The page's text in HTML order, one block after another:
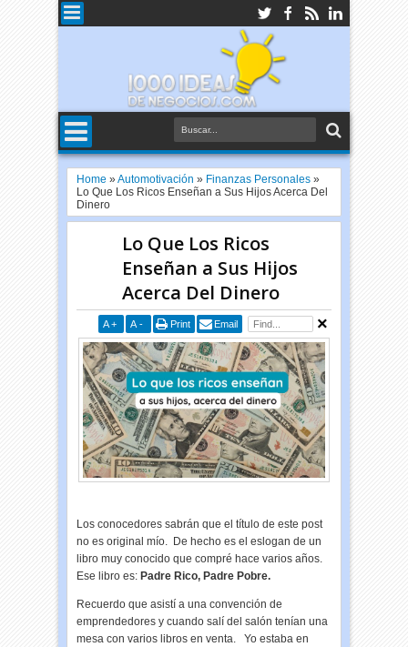
Home »Automotivación » Finanzas Personales »
Lo Que Los Ricos Enseñan a Sus Hijos Acerca Del
Dinero
Lo Que Los Ricos
Enseñan a Sus Hijos
Acerca Del Dinero
A + A - Print Email
Los conocedores sabrán que el título de este post
no es original mío. De hecho es el eslogan de un
libro muy conocido que compré hace varios años.
Ese libro es: Padre Rico, Padre Pobre.
Recuerdo que asistí a una convención de
emprendedores y cuando salí del salón tenían una
mesa con varios libros en venta. Yo estaba en